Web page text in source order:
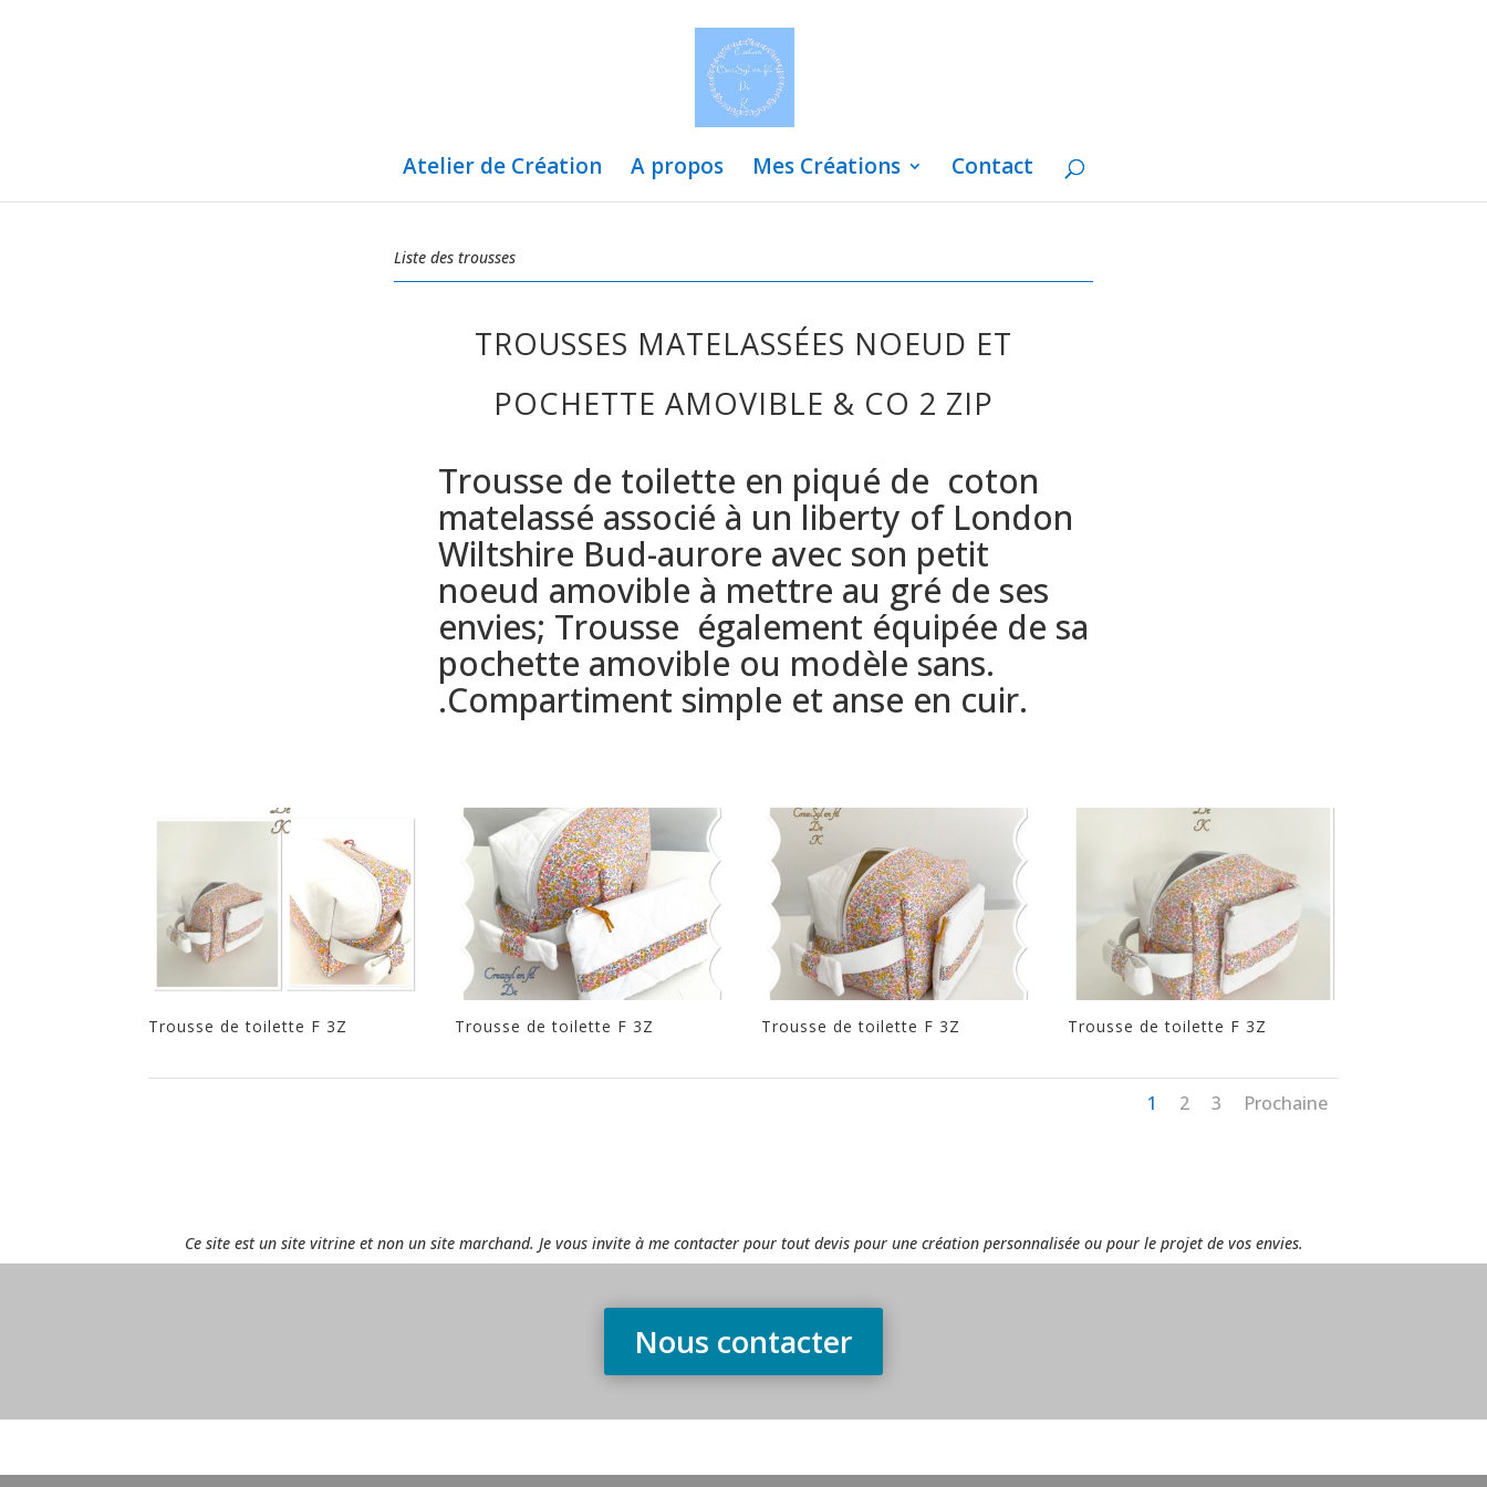
Atelier de Création A propos Mes Créations Contact
Liste des trousses
TROUSSES MATELASSÉES NOEUD ET
POCHETTE AMOVIBLE & CO 2 ZIP
Trousse de toilette en piqué de coton
matelassé associé à un liberty of London
Wiltshire Bud-aurore avec son petit
noeud amovible à mettre au gré de ses
envies; Trousse également équipée de sa
pochette amovible ou modèle sans.
.Compartiment simple et anse en cuir.
Trousse de toilette F 3Z Trousse de toilette F 3Z Trousse de toilette F 3Z Trousse de toilette F 3Z
1 2 3 Prochaine
Ce site est un site vitrine et non un site marchand. Je vous invite à me contacter pour tout devis pour une création personnalisée ou pour le projet de vos envies.
Nous contacter